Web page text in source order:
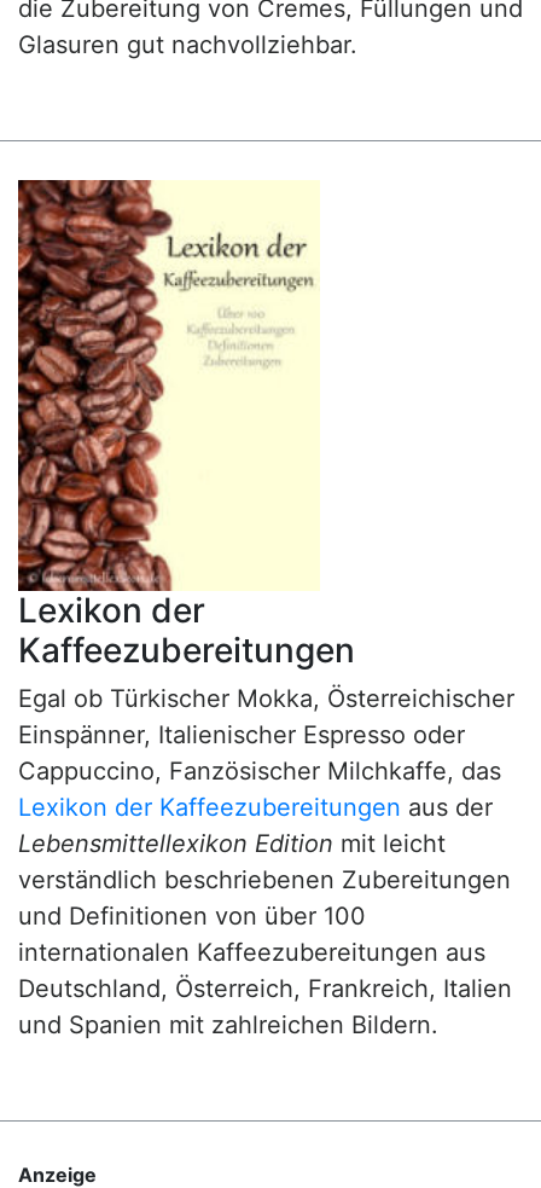
die Zubereitung von Cremes, Füllungen und
Glasuren gut nachvollziehbar.
Lexikon der
Kaffeezubereitungen
Egal ob Türkischer Mokka, Österreichischer
Einspänner, Italienischer Espresso oder
Cappuccino, Fanzösischer Milchkaffe, das
Lexikon der Kaffeezubereitungen aus der
Lebensmittellexikon Edition mit leicht
verständlich beschriebenen Zubereitungen
und Definitionen von über 100
internationalen Kaffeezubereitungen aus
Deutschland, Österreich, Frankreich, Italien
und Spanien mit zahlreichen Bildern.
Anzeige